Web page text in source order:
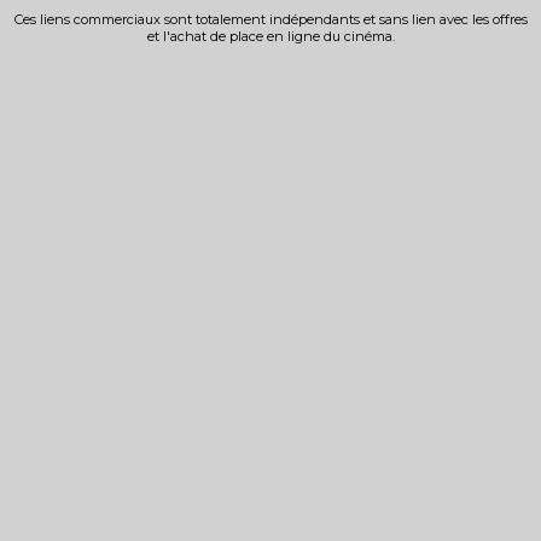
Ces liens commerciaux sont totalement indépendants et sans lien avec les offres
et l'achat de place en ligne du cinéma.